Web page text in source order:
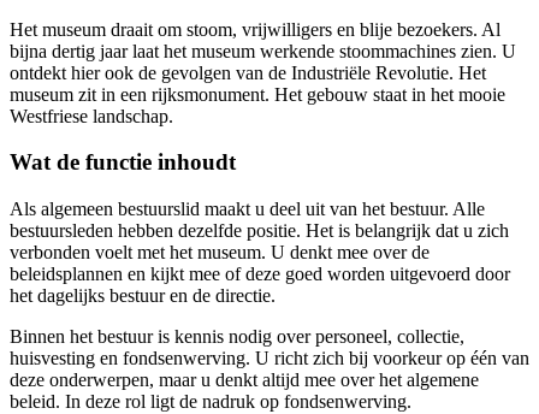
Het museum draait om stoom, vrijwilligers en blije bezoekers. Al
bijna dertig jaar laat het museum werkende stoommachines zien. U
ontdekt hier ook de gevolgen van de Industriële Revolutie. Het
museum zit in een rijksmonument. Het gebouw staat in het mooie
Westfriese landschap.
Wat de functie inhoudt
Als algemeen bestuurslid maakt u deel uit van het bestuur. Alle
bestuursleden hebben dezelfde positie. Het is belangrijk dat u zich
verbonden voelt met het museum. U denkt mee over de
beleidsplannen en kijkt mee of deze goed worden uitgevoerd door
het dagelijks bestuur en de directie.
Binnen het bestuur is kennis nodig over personeel, collectie,
huisvesting en fondsenwerving. U richt zich bij voorkeur op één van
deze onderwerpen, maar u denkt altijd mee over het algemene
beleid. In deze rol ligt de nadruk op fondsenwerving.